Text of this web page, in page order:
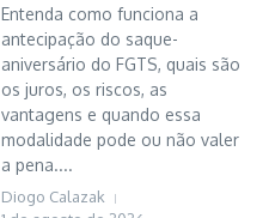
Entenda como funciona a
antecipação do saque-
aniversário do FGTS, quais são
os juros, os riscos, as
vantagens e quando essa
modalidade pode ou não valer
a pena....
Diogo Calazak